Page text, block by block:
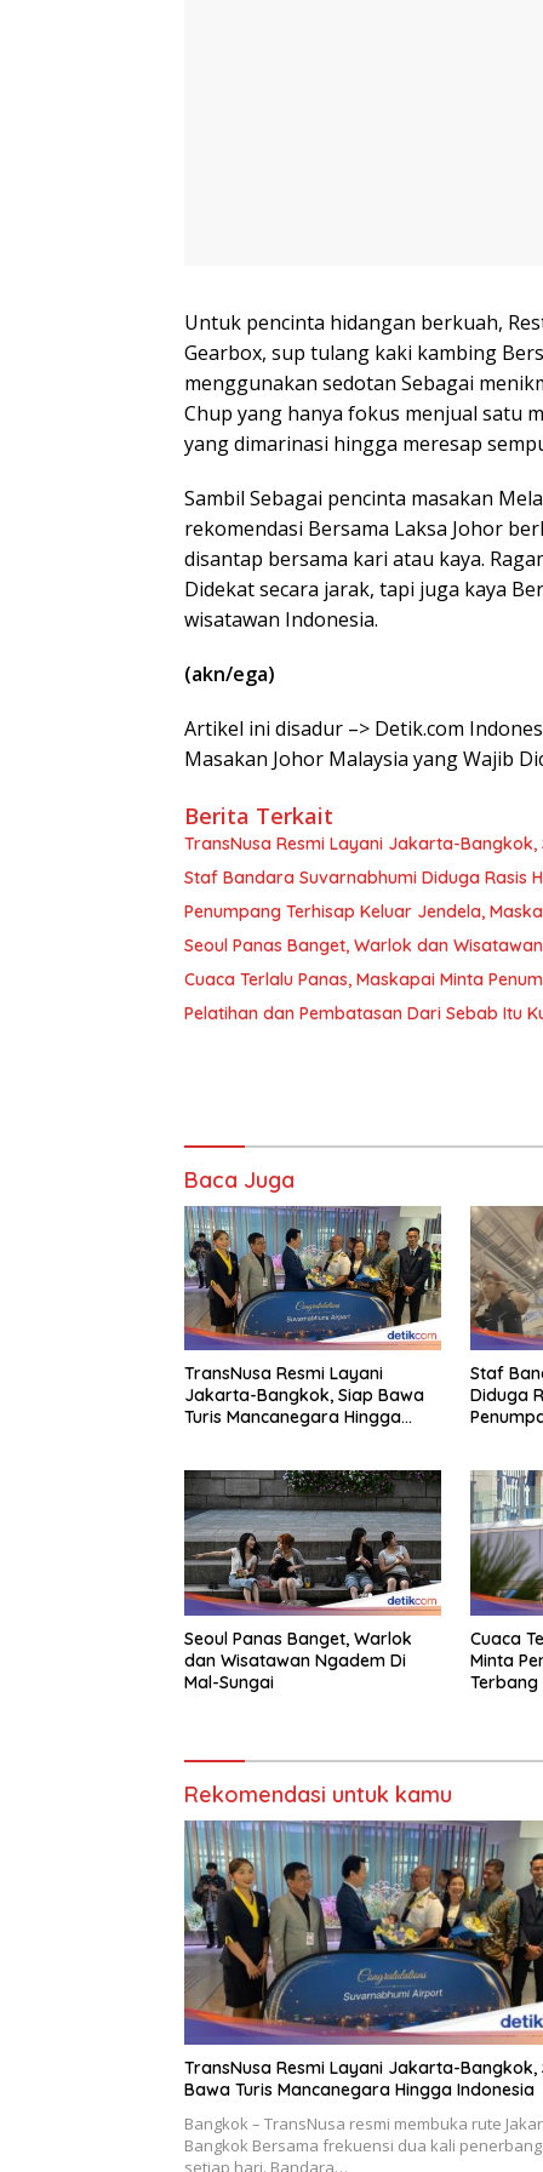
Untuk pencinta hidangan berkuah,
Gearbox, sup tulang kaki kambing
menggunakan sedotan Sebagai
Chup yang hanya fokus menjual satu
yang dimarinasi hingga meresap
Sambil Sebagai pencinta masakan
rekomendasi Bersama Laksa Johor
disantap bersama kari atau kaya.
Didekat secara jarak, tapi juga kaya
wisatawan Indonesia.
(akn/ega)
Artikel ini disadur –> Detik.com
Masakan Johor Malaysia yang Wajib
Berita Terkait
TransNusa Resmi Layani Jakarta-
Staf Bandara Suvarnabhumi Diduga Rasis
Penumpang Terhisap Keluar Jendela,
Seoul Panas Banget, Warlok dan
Cuaca Terlalu Panas, Maskapai Minta
Pelatihan dan Pembatasan Dari Sebab Itu
Baca Juga
TransNusa Resmi Layani
Jakarta-Bangkok, Siap Bawa
Turis Mancanegara Hingga
Staf
Diduga
Seoul Panas Banget, Warlok
dan Wisatawan Ngadem Di
Mal-Sungai
Cuaca
Minta
Terbang
Rekomendasi untuk kamu
TransNusa Resmi Layani Jakarta-Bangkok,
Bawa Turis Mancanegara Hingga Indonesia
Bangkok – TransNusa resmi membuka rute
Bangkok Bersama frekuensi dua kali
setiap hari. Bandara…